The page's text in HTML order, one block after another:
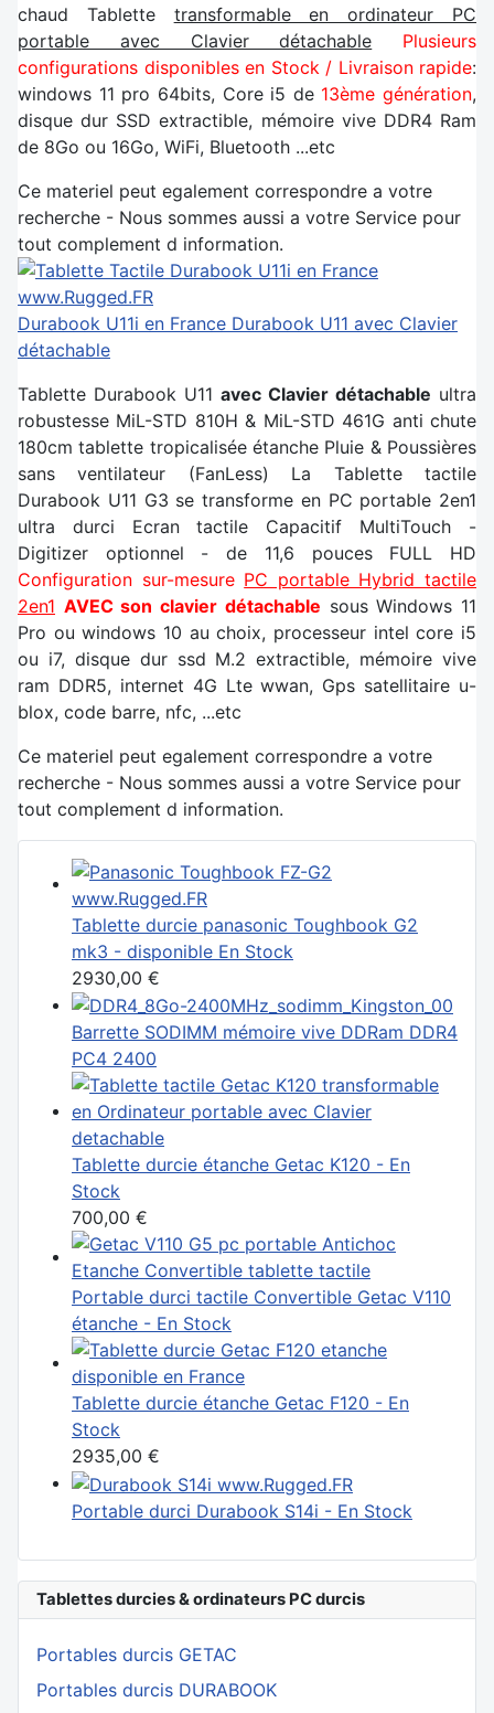
Tablettes durcies & ordinateurs PC durcis
Portables durcis GETAC
Portables durcis DURABOOK
chaud Tablette transformable en ordinateur PC
portable avec Clavier détachable
Plusieurs
configurations disponibles en Stock / Livraison rapide:
windows 11 pro 64bits, Core i5 de 13ème génération,
disque dur SSD extractible, mémoire vive DDR4 Ram
de 8Go ou 16Go, WiFi, Bluetooth ...etc
Ce materiel peut egalement correspondre a votre
recherche - Nous sommes aussi a votre Service pour
tout complement d information.
Durabook U11i en France Durabook U11 avec Clavier
détachable
Tablette Durabook U11 avec Clavier détachable ultra
robustesse MiL-STD 810H & MiL-STD 461G anti chute
180cm tablette tropicalisée étanche Pluie & Poussières
sans ventilateur (FanLess) La Tablette tactile
Durabook U11 G3 se transforme en PC portable 2en1
ultra durci Ecran tactile Capacitif MultiTouch -
Digitizer optionnel - de 11,6 pouces FULL HD
Configuration sur-mesure PC portable Hybrid tactile
2en1 AVEC son clavier détachable sous Windows 11
Pro ou windows 10 au choix, processeur intel core i5
ou i7, disque dur ssd M.2 extractible, mémoire vive
ram DDR5, internet 4G Lte wwan, Gps satellitaire u-
blox, code barre, nfc, ...etc
Ce materiel peut egalement correspondre a votre
recherche - Nous sommes aussi a votre Service pour
tout complement d information.
Tablette durcie panasonic Toughbook G2
mk3 - disponible En Stock
2930,00 €
Barrette SODIMM mémoire vive DDRam DDR4
PC4 2400
Tablette durcie étanche Getac K120 - En
Stock
700,00 €
Portable durci tactile Convertible Getac V110
étanche - En Stock
Tablette durcie étanche Getac F120 - En
Stock
2935,00 €
Portable durci Durabook S14i - En Stock